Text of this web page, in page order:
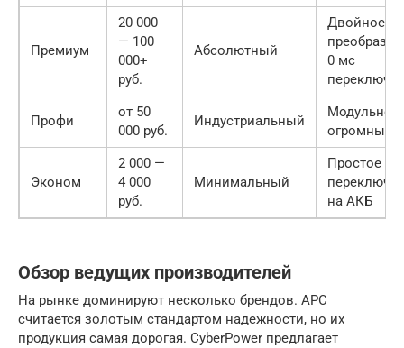
Премиум
20 000
— 100
000+
руб.
Абсолютный
Двойное
0 мс
Профи
от 50
000 руб.
Индустриальный
огромные
Эконом
2 000 —
4 000
руб.
Минимальный
Простое
на АКБ
Обзор ведущих производителей
На рынке доминируют несколько брендов. APC
считается золотым стандартом надежности, но их
продукция самая дорогая. CyberPower предлагает